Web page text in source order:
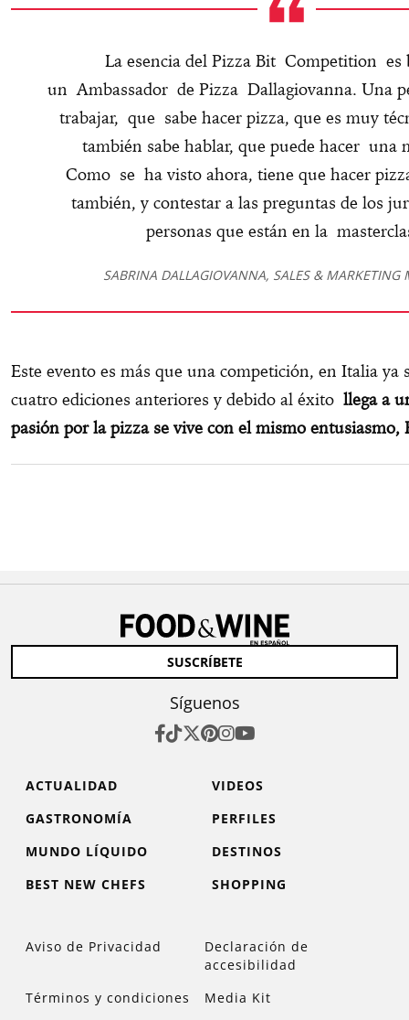
La esencia del Pizza Bit Competition es
un Ambassador de Pizza Dallagiovanna. Una
trabajar, que sabe hacer pizza, que es muy
también sabe hablar, que puede hacer una
Como se ha visto ahora, tiene que hacer
también, y contestar a las preguntas de los
personas que están en la
SABRINA DALLAGIOVANNA, SALES & MARKETING
Este evento es más que una competición, en Italia ya
cuatro ediciones anteriores y debido al éxito llega a
pasión por la pizza se vive con el mismo entusiasmo,
SUSCRÍBETE
Síguenos
ACTUALIDAD
VIDEOS
GASTRONOMÍA
PERFILES
MUNDO LÍQUIDO
DESTINOS
BEST NEW CHEFS
SHOPPING
Aviso de Privacidad
Declaración de
accesibilidad
Términos y condiciones
Media Kit